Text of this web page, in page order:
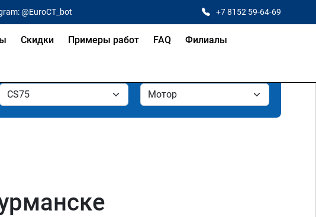
@EuroCT_bot +7 8152 59-64-69
Скидки Примеры работ FAQ Филиалы